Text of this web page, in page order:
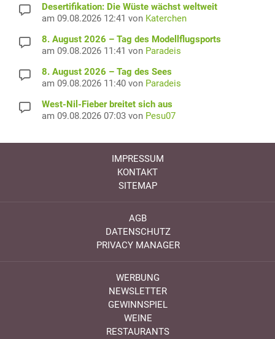
Desertifikation: Die Wüste wächst weltweit
am 09.08.2026 12:41 von Katerchen
8. August 2026 – Tag des Modellflugsports
am 09.08.2026 11:41 von Paradeis
8. August 2026 – Tag des Sees
am 09.08.2026 11:40 von Paradeis
West-Nil-Fieber breitet sich aus
am 09.08.2026 07:03 von Pesu07
IMPRESSUM
KONTAKT
SITEMAP
AGB
DATENSCHUTZ
PRIVACY MANAGER
WERBUNG
NEWSLETTER
GEWINNSPIEL
WEINE
RESTAURANTS